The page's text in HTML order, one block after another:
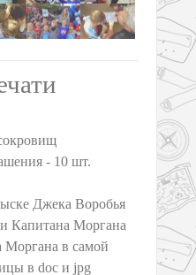
- 10 шт.
Джека Воробья
Капитана Моргана
в самой
в doc и jpg